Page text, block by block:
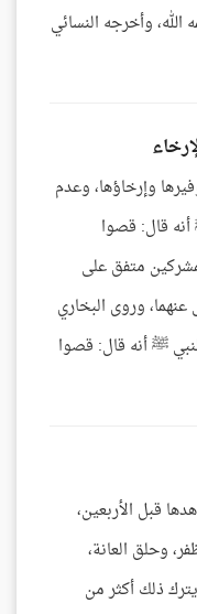
وأخرجه النسائي
وإرخاؤها، وعدم
قال: قصوا
متفق على
وروى البخاري
ﷺ أنه قال: قصوا
قبل الأربعين،
وحلق العانة،
ذلك أكثر من